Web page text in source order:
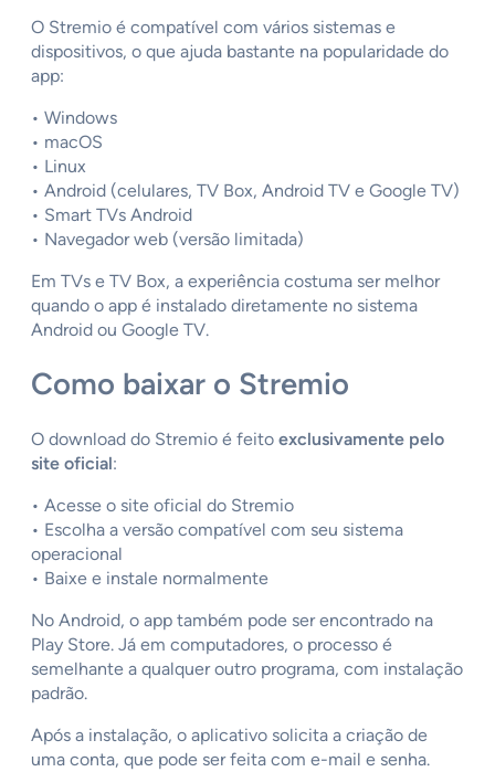
O Stremio é compatível com vários sistemas e
dispositivos, o que ajuda bastante na popularidade do
app:
• Windows
• macOS
• Linux
• Android (celulares, TV Box, Android TV e Google TV)
• Smart TVs Android
• Navegador web (versão limitada)
Em TVs e TV Box, a experiência costuma ser melhor
quando o app é instalado diretamente no sistema
Android ou Google TV.
Como baixar o Stremio
O download do Stremio é feito exclusivamente pelo
site oficial:
• Acesse o site oficial do Stremio
• Escolha a versão compatível com seu sistema
operacional
• Baixe e instale normalmente
No Android, o app também pode ser encontrado na
Play Store. Já em computadores, o processo é
semelhante a qualquer outro programa, com instalação
padrão.
Após a instalação, o aplicativo solicita a criação de
uma conta, que pode ser feita com e-mail e senha.